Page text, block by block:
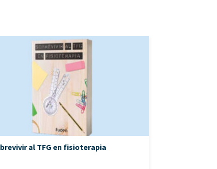
al TFG en fisioterapia